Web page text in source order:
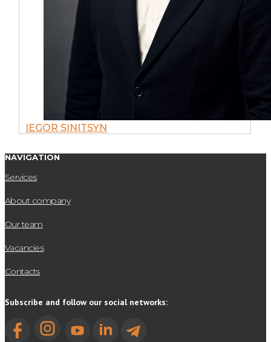
IEGOR SINITSYN
NAVIGATION
Services
About company
Our team
Vacancies
Contacts
Subscribe and follow our social networks: